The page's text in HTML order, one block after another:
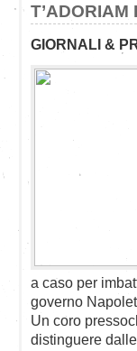
T’ADORIAM
GIORNALI &
a caso per
governo
Un coro
distinguere